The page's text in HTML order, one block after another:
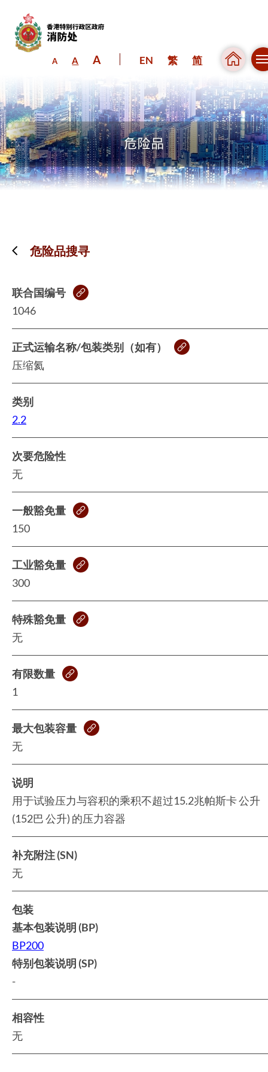
A A A EN 繁 简
危险品搜寻
联合国编号
1046
正式运输名称/包装类别（如有）
压缩氦
类别
2.2
次要危险性
无
一般豁免量
150
工业豁免量
300
特殊豁免量
无
有限数量
1
最大包装容量
无
说明
用于试验压力与容积的乘积不超过15.2兆帕斯卡 公升
(152巴 公升) 的压力容器
补充附注 (SN)
无
包装
基本包装说明 (BP)
BP200
特别包装说明 (SP)
-
相容性
无